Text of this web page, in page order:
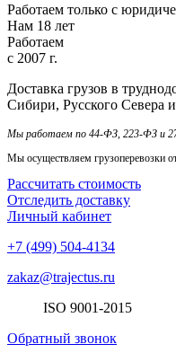
Работаем только с
Нам 18 лет
Работаем
с 2007 г.
Доставка грузов в
Сибири, Русского Севера
Мы работаем по 44-ФЗ, 223-ФЗ и
Мы осуществляем грузоперевозки
Рассчитать стоимость
Отследить доставку
Личный кабинет
+7 (499) 504-4134
zakaz@trajectus.ru
ISO 9001-2015
Обратный звонок